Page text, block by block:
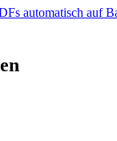
automatisch auf